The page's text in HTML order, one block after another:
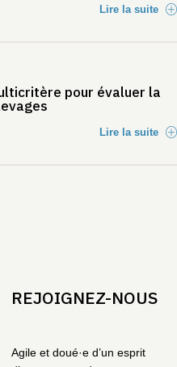
Lire la suite
pour évaluer la
Lire la suite
REJOIGNEZ-NOUS
Agile et doué·e d’un esprit